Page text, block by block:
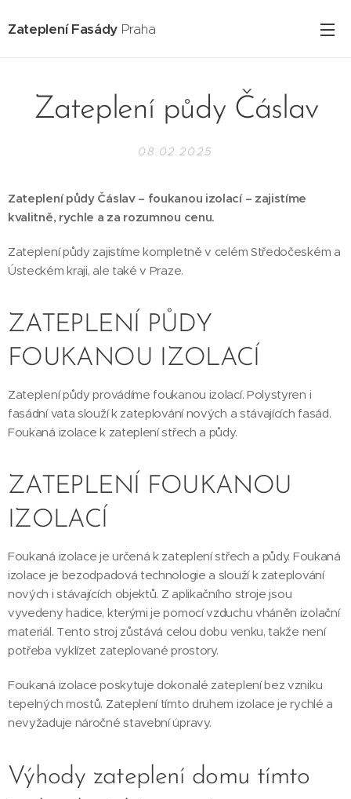
Zateplení Fasády Praha
Zateplení půdy Čáslav
08.02.2025
Zateplení půdy Čáslav – foukanou izolací – zajistíme
kvalitně, rychle a za rozumnou cenu.
Zateplení půdy zajistíme kompletně v celém Středočeském a
Ústeckém kraji, ale také v Praze.
ZATEPLENÍ PŮDY
FOUKANOU IZOLACÍ
Zateplení půdy provádíme foukanou izolací. Polystyren i
fasádní vata slouží k zateplování nových a stávajících fasád.
Foukaná izolace k zateplení střech a půdy.
ZATEPLENÍ FOUKANOU
IZOLACÍ
Foukaná izolace je určená k zateplení střech a půdy. Foukaná
izolace je bezodpadová technologie a slouží k zateplování
nových i stávajících objektů. Z aplikačního stroje jsou
vyvedeny hadice, kterými je pomocí vzduchu vháněn izolační
materiál. Tento stroj zůstává celou dobu venku, takže není
potřeba vyklízet zateplované prostory.
Foukaná izolace poskytuje dokonalé zateplení bez vzniku
tepelných mostů. Zateplení tímto druhem izolace je rychlé a
nevyžaduje náročné stavební úpravy.
Výhody zateplení domu tímto